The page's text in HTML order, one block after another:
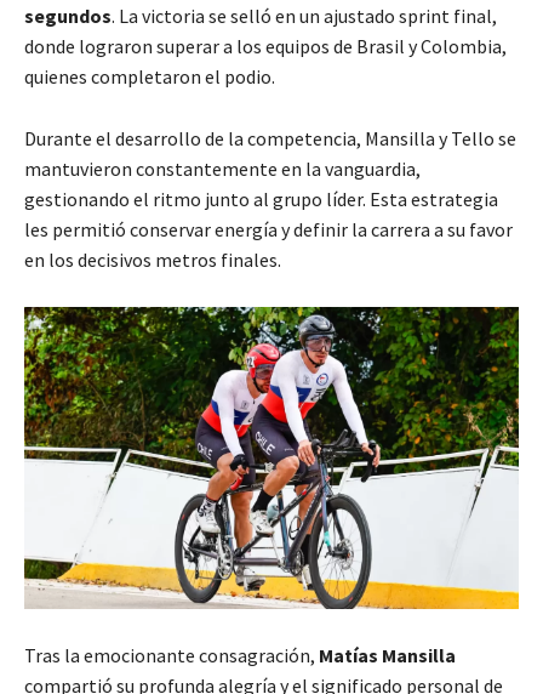
segundos. La victoria se selló en un ajustado sprint final,
donde lograron superar a los equipos de Brasil y Colombia,
quienes completaron el podio.
Durante el desarrollo de la competencia, Mansilla y Tello se
mantuvieron constantemente en la vanguardia,
gestionando el ritmo junto al grupo líder. Esta estrategia
les permitió conservar energía y definir la carrera a su favor
en los decisivos metros finales.
Tras la emocionante consagración, Matías Mansilla
compartió su profunda alegría y el significado personal de